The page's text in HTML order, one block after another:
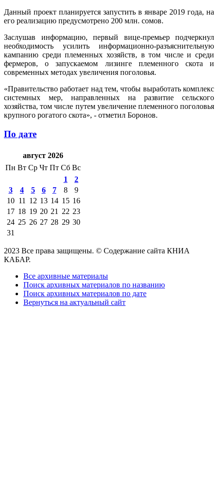
Данный проект планируется запустить в январе 2019 года, на
его реализацию предусмотрено 200 млн. сомов.
Заслушав информацию, первый вице-премьер подчеркнул
необходимость усилить информационно-разъяснительную
кампанию среди племенных хозяйств, в том числе и среди
фермеров, о запускаемом лизинге племенного скота и
современных методах увеличения поголовья.
«Правительство работает над тем, чтобы выработать комплекс
системных мер, направленных на развитие сельского
хозяйства, том числе путем увеличение племенного поголовья
крупного рогатого скота», - отметил Боронов.
По дате
август 2026
Пн Вт Ср Чт Пт Сб Вс
1
2
3
4 5 6 7 8
9
10 11 12 13 14 15 16
17 18 19 20 21 22 23
24 25 26 27 28 29 30
31
2023 Все права защищены. © Содержание сайта КНИА
КАБАР.
Все архивные материалы
Поиск архивных материалов по названию
Поиск архивных материалов по дате
Вернуться на актуальный сайт